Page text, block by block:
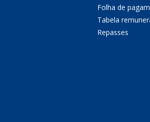
Folha de
Tabela
Repasses